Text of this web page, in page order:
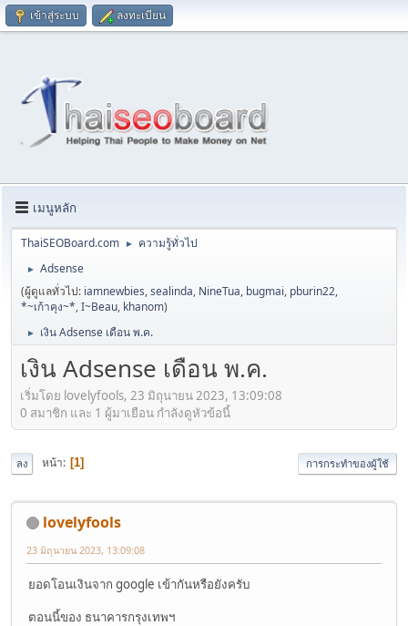
เข้าสู่ระบบ ลงทะเบียน
เมนูหลัก
ThaiSEOBoard.com ► ความรู้ทั่วไป
►
Adsense
(ผู้ดูแลทั่วไป: iamnewbies,sealinda, NineTua, bugmai, pburin22,
*~เก้าคุง~*,I~Beau, khanom)
► เงิน Adsense เดือน พ.ค.
เงิน Adsense เดือน พ.ค.
เริ่มโดย lovelyfools, 23 มิถุนายน 2023, 13:09:08
0 สมาชิก และ 1 ผู้มาเยือน กำลังดูหัวข้อนี้
ลง หน้า 1 การกระทำของผู้ใช้
lovelyfools
23 มิถุนายน 2023, 13:09:08
ยอดโอนเงินจาก google เข้ากันหรือยังครับ
ตอนนี้ของ ธนาคารกรุงเทพฯ